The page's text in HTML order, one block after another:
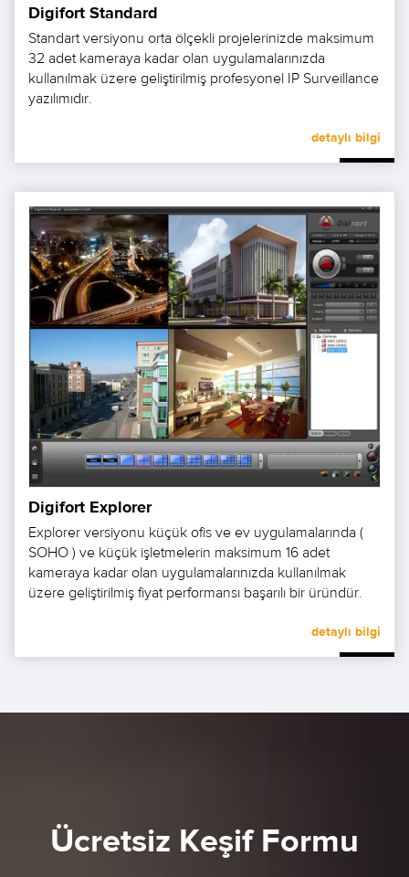
Digifort Standard
Standart versiyonu orta ölçekli projelerinizde maksimum
32 adet kameraya kadar olan uygulamalarınızda
kullanılmak üzere geliştirilmiş profesyonel IP Surveillance
yazılımıdır.
detaylı bilgi
Digifort Explorer
Explorer versiyonu küçük ofis ve ev uygulamalarında (
SOHO ) ve küçük işletmelerin maksimum 16 adet
kameraya kadar olan uygulamalarınızda kullanılmak
üzere geliştirilmiş fiyat performansı başarılı bir üründür.
detaylı bilgi
Ücretsiz Keşif Formu